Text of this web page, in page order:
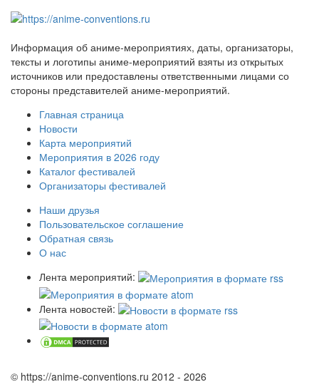
Информация об аниме-мероприятиях, даты, организаторы,
тексты и логотипы аниме-мероприятий взяты из открытых
источников или предоставлены ответственными лицами со
стороны представителей аниме-мероприятий.
Главная страница
Новости
Карта мероприятий
Мероприятия в 2026 году
Каталог фестивалей
Организаторы фестивалей
Наши друзья
Пользовательское соглашение
Обратная связь
О нас
Лента мероприятий:
Лента новостей:
© https://anime-conventions.ru 2012 - 2026